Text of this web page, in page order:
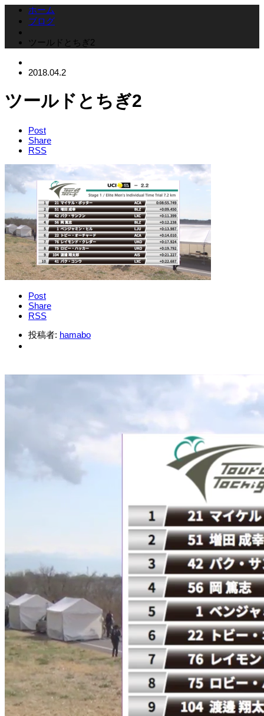
ホーム
ブログ
ツールドとちぎ2
2018.04.2
ツールドとちぎ2
Post
Share
RSS
Post
Share
RSS
投稿者: hamabo